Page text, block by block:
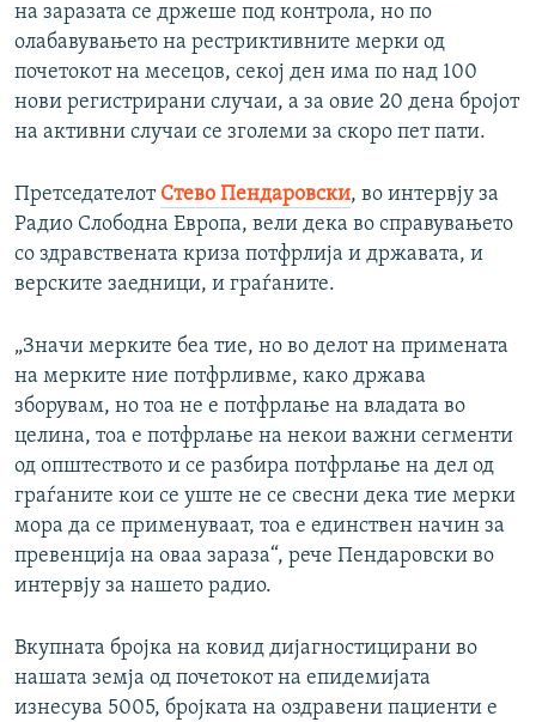
на заразата се држеше под контрола, но по
олабавувањето на рестриктивните мерки од
почетокот на месецов, секој ден има по над 100
нови регистрирани случаи, а за овие 20 дена бројот
на активни случаи се зголеми за скоро пет пати.
Претседателот Стево Пендаровски, во интервју за
Радио Слободна Европа, вели дека во справувањето
со здравствената криза потфрлија и државата, и
верските заедници, и граѓаните.
„Значи мерките беа тие, но во делот на примената
на мерките ние потфрливме, како држава
зборувам, но тоа не е потфрлање на владата во
целина, тоа е потфрлање на некои важни сегменти
од општеството и се разбира потфрлање на дел од
граѓаните кои се уште не се свесни дека тие мерки
мора да се применуваат, тоа е единствен начин за
превенција на оваа зараза“, рече Пендаровски во
интервју за нашето радио.
Вкупната бројка на ковид дијагностицирани во
нашата земја од почетокот на епидемијата
изнесува 5005, бројката на оздравени пациенти е